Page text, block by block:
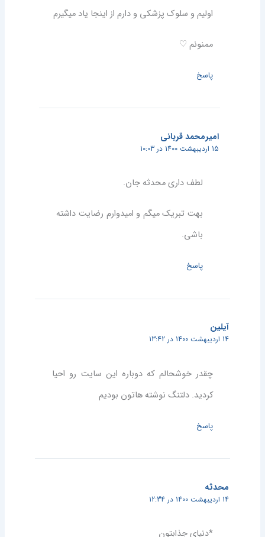
اولیم و سلوک پزشکی و دارم از اینجا یاد میگیرم
ممنونم ♡
پاسخ
امیرمحمد قربانی
15 اردیبهشت 1400 در 10:03
لطف داری محدثه جان.
بهت تبریک میگم و امیدوارم رضایت داشته
باشی.
پاسخ
آیلین
14 اردیبهشت 1400 در 13:42
چقدر خوشحالم که دوباره این سایت رو احیا
کردید. دلتنگ نوشته هاتون بودیم
پاسخ
محدثه
14 اردیبهشت 1400 در 12:34
*دنیای جذابتون